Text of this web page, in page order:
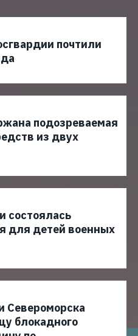
почтили
подозреваемая
из двух
состоялась
для детей военных
Североморска
блокадного